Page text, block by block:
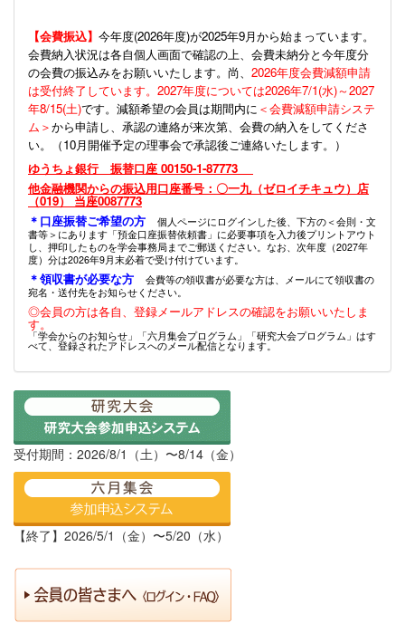
【会費振込】 今年度(2026年度)が2025年9月から始まっています。
会費納入状況は各自個人画面で確認の上、会費未納分と今年度分
の会費の振込みをお願いいたします。尚、 2026年度会費減額申請
は受付終了しています。2027年度については2026年7/1(水)～2027
年8/15(土)です。減額希望の会員は期間内に ＜会費減額申請システ
ム＞から申請し、承認の連絡が来次第、会費の納入をしてくださ
い。（10月開催予定の理事会で承認後ご連絡いたします。）
ゆうちょ銀行 振替口座 00150-1-87773
他金融機関からの振込用口座番号：〇一九（ゼロイチキュウ）店
（019） 当座0087773
＊口座振替ご希望の方
個人ページにログインした後、下方の＜会則・文
書等＞にあります「預金口座振替依頼書」に必要事項を入力後プリントアウト
し、押印したものを学会事務局までご郵送ください。なお、次年度（2027年
度）分は2026年9月末必着で受け付けています。
＊領収書が必要な方
会費等の領収書が必要な方は、メールにて領収書の
宛名・送付先をお知らせください。
◎会員の方は各自、登録メールアドレスの確認をお願いいたしま
す。
「学会からのお知らせ」「六月集会プログラム」「研究大会プログラム」はす
べて、登録されたアドレスへのメール配信となります。
受付期間：2026/8/1（土）〜8/14（金）
【終了】2026/5/1（金）〜5/20（水）